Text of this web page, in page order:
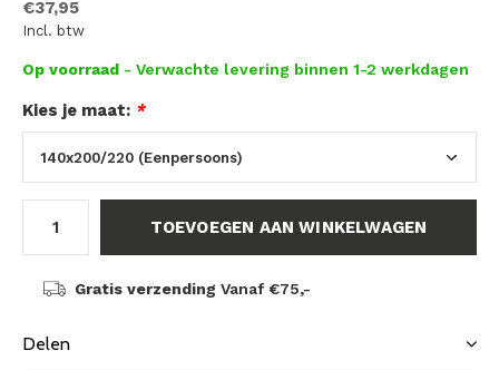
€37,95
Incl. btw
Op voorraad - Verwachte levering binnen 1-2 werkdagen
Kies je maat: *
TOEVOEGEN AAN WINKELWAGEN
Gratis verzending Vanaf €75,-
Delen